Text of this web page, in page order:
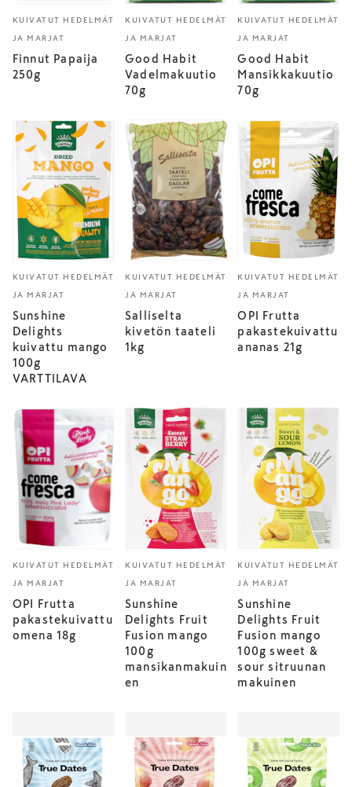
KUIVATUT HEDELMÄT
JA MARJAT
Finnut Papaija
250g
KUIVATUT HEDELMÄT
JA MARJAT
Good Habit
Vadelmakuutio
70g
KUIVATUT HEDELMÄT
JA MARJAT
Good Habit
Mansikkakuutio
70g
KUIVATUT HEDELMÄT
JA MARJAT
Sunshine
Delights
kuivattu mango
100g
VARTTILAVA
KUIVATUT HEDELMÄT
JA MARJAT
Salliselta
kivetön taateli
1kg
KUIVATUT HEDELMÄT
JA MARJAT
OPI Frutta
pakastekuivattu
ananas 21g
KUIVATUT HEDELMÄT
JA MARJAT
OPI Frutta
pakastekuivattu
omena 18g
KUIVATUT HEDELMÄT
JA MARJAT
Sunshine
Delights Fruit
Fusion mango
100g
mansikanmakuin
en
KUIVATUT HEDELMÄT
JA MARJAT
Sunshine
Delights Fruit
Fusion mango
100g sweet &
sour sitruunan
makuinen